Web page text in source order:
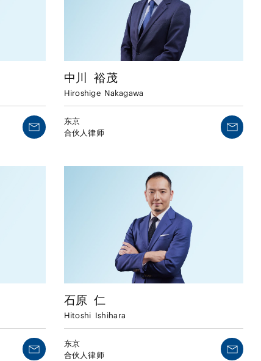
中川 裕茂
Hiroshige Nakagawa
东京
合伙人律师
石原 仁
Hitoshi Ishihara
东京
合伙人律师